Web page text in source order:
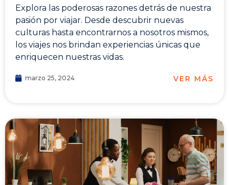
Explora las poderosas razones detrás de nuestra
pasión por viajar. Desde descubrir nuevas
culturas hasta encontrarnos a nosotros mismos,
los viajes nos brindan experiencias únicas que
enriquecen nuestras vidas.
marzo 25, 2024 VER MÁS